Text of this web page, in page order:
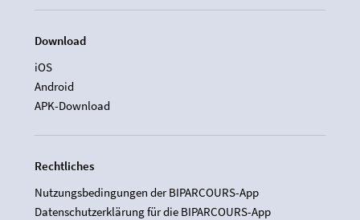
Download
iOS
Android
APK-Download
Rechtliches
Nutzungsbedingungen der BIPARCOURS-App
Datenschutzerklärung für die BIPARCOURS-App